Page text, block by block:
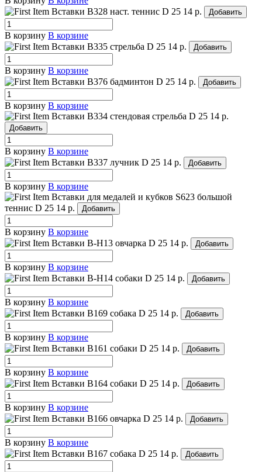
Вставки B328 наст. теннис D 25 14 р. Добавить
В корзину В корзине
Вставки B335 стрельба D 25 14 р. Добавить
В корзину В корзине
Вставки B376 бадминтон D 25 14 р. Добавить
В корзину В корзине
Вставки B334 стендовая стрельба D 25 14 р.
Добавить
В корзину В корзине
Вставки B337 лучник D 25 14 р. Добавить
В корзину В корзине
Вставки для медалей и кубков S623 большой
теннис D 25 14 р. Добавить
В корзину В корзине
Вставки B-H13 овчарка D 25 14 р. Добавить
В корзину В корзине
Вставки B-H14 собаки D 25 14 р. Добавить
В корзину В корзине
Вставки B169 собака D 25 14 р. Добавить
В корзину В корзине
Вставки B161 собаки D 25 14 р. Добавить
В корзину В корзине
Вставки B164 собаки D 25 14 р. Добавить
В корзину В корзине
Вставки B166 овчарка D 25 14 р. Добавить
В корзину В корзине
Вставки B167 собака D 25 14 р. Добавить